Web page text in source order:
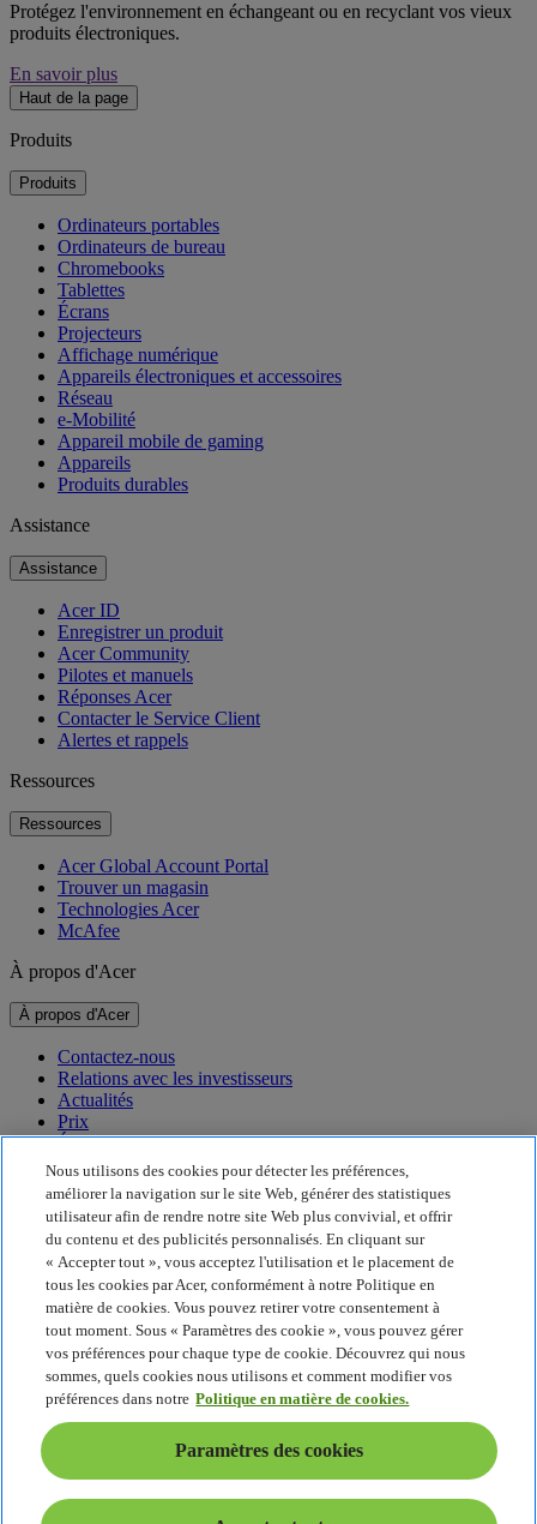
Protégez l'environnement en échangeant ou en recyclant vos vieux
produits électroniques.
En savoir plus
Haut de la page
Produits
Produits
Ordinateurs portables
Ordinateurs de bureau
Chromebooks
Tablettes
Écrans
Projecteurs
Affichage numérique
Appareils électroniques et accessoires
Réseau
e-Mobilité
Appareil mobile de gaming
Appareils
Produits durables
Assistance
Assistance
Acer ID
Enregistrer un produit
Acer Community
Pilotes et manuels
Réponses Acer
Contacter le Service Client
Alertes et rappels
Ressources
Ressources
Acer Global Account Portal
Trouver un magasin
Technologies Acer
McAfee
À propos d'Acer
À propos d'Acer
Contactez-nous
Relations avec les investisseurs
Actualités
Prix
Événements
Développement durable
Développement durable
Responsabilité sociale de l'entreprise
Empreinte carbone du produit
Project Humanity
Earthion
Politique de confidentialité
Politique en matière de cookies
Mentions légales
Informations légales supplémentaires
Politique en matière d'accessibilité
Paramètres des cookies
France - Français
Nous utilisons des cookies pour détecter les préférences,
améliorer la navigation sur le site Web, générer des statistiques
utilisateur afin de rendre notre site Web plus convivial, et offrir
du contenu et des publicités personnalisés. En cliquant sur
« Accepter tout », vous acceptez l'utilisation et le placement de
tous les cookies par Acer, conformément à notre Politique en
matière de cookies. Vous pouvez retirer votre consentement à
tout moment. Sous « Paramètres des cookie », vous pouvez gérer
vos préférences pour chaque type de cookie. Découvrez qui nous
sommes, quels cookies nous utilisons et comment modifier vos
préférences dans notre Politique en matière de cookies.
Paramètres des cookies